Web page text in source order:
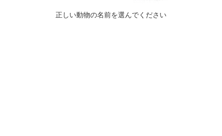
正しい動物の名前を選んでください